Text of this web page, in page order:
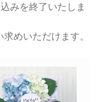
みを終了いたしま
めいただけます。